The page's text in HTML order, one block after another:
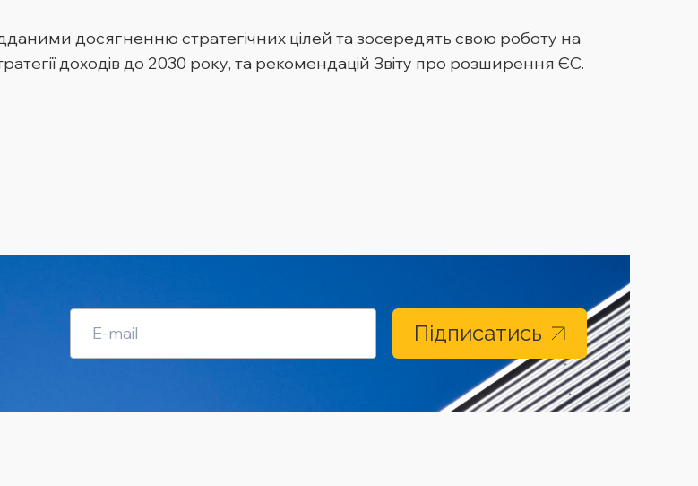
досягненню стратегічних цілей та зосередять свою роботу на
доходів до 2030 року, та рекомендацій Звіту про розширення ЄС.
Підписатись